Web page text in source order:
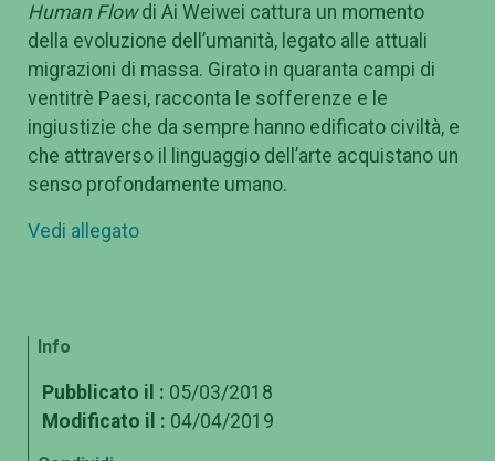
Human Flowdi Ai Weiwei cattura un momento
della evoluzione dell’umanità, legato alle attuali
migrazioni di massa. Girato in quaranta campi di
ventitrè Paesi, racconta le sofferenze e le
ingiustizie che da sempre hanno edificato civiltà, e
che attraverso il linguaggio dell’arte acquistano un
senso profondamente umano.
Vedi allegato
Info
Pubblicato il : 05/03/2018
Modificato il : 04/04/2019